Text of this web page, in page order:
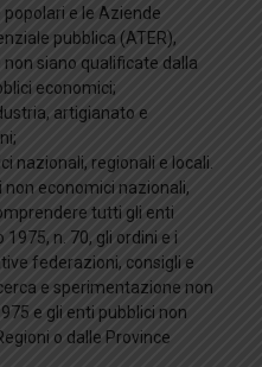
e le Aziende
pubblica (ATER),
siano qualificate dalla
economici;
artigianato e
nazionali, regionali e locali.
non economici nazionali,
tutti gli enti
n. 70, gli ordini e i
federazioni, consigli e
e sperimentazione non
e gli enti pubblici non
o dalle Province